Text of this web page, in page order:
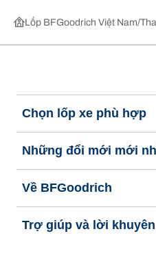
Lốp BFGoodrich Việt Nam
Chọn lốp xe phù hợp
Những đổi mới mới
Về BFGoodrich
Trợ giúp và lời khuyên